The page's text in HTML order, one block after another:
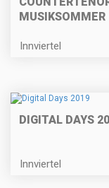
MUSIKSOMMER
Innviertel
DIGITAL DAYS
Innviertel